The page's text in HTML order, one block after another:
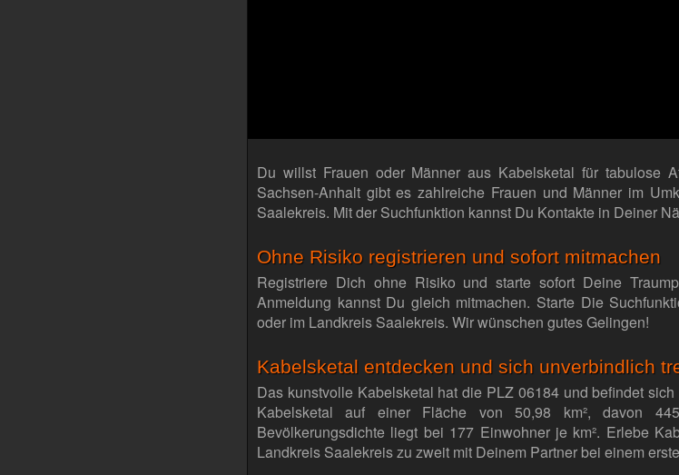
Du willst Frauen oder Männer aus Kabelsketal für tabulose
Sachsen-Anhalt gibt es zahlreiche Frauen und Männer im
Saalekreis. Mit der Suchfunktion kannst Du Kontakte in Deiner
Ohne Risiko registrieren und sofort mitmachen
Registriere Dich ohne Risiko und starte sofort Deine
Anmeldung kannst Du gleich mitmachen. Starte Die
oder im Landkreis Saalekreis. Wir wünschen gutes Gelingen!
Kabelsketal entdecken und sich unverbindlich
Das kunstvolle Kabelsketal hat die PLZ 06184 und befindet
Kabelsketal auf einer Fläche von 50,98 km², davon
Bevölkerungsdichte liegt bei 177 Einwohner je km². Erlebe
Landkreis Saalekreis zu zweit mit Deinem Partner bei einem